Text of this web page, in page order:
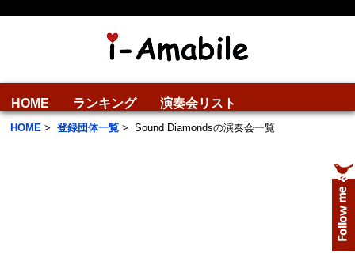
HOME ランキング 演奏会リスト
HOME > 登録団体一覧 > Sound Diamondsの演奏会一覧